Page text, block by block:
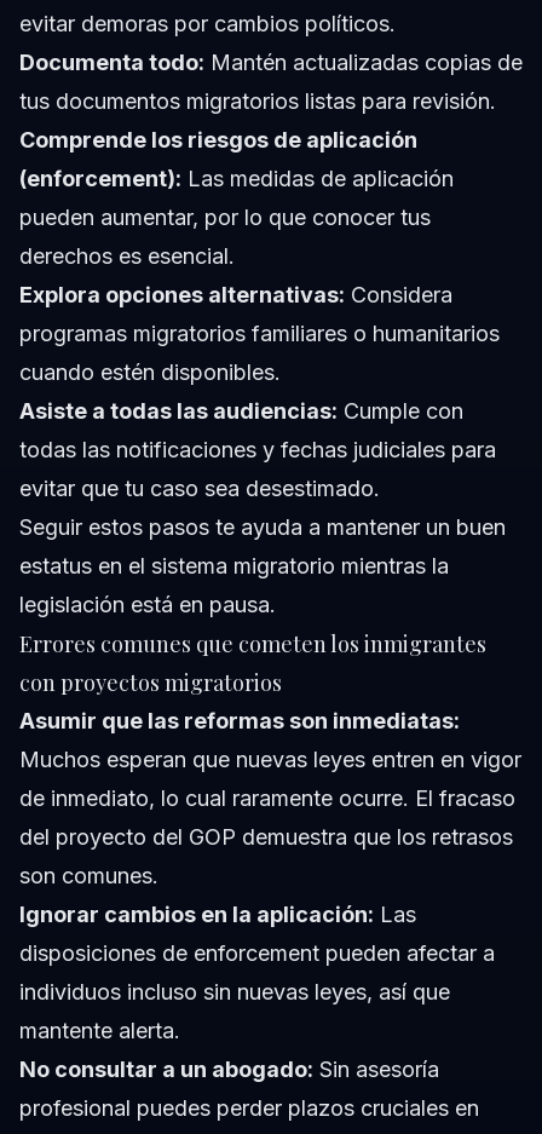
evitar demoras por cambios políticos.
Documenta todo: Mantén actualizadas copias de
tus documentos migratorios listas para revisión.
Comprende los riesgos de aplicación
(enforcement): Las medidas de aplicación
pueden aumentar, por lo que conocer tus
derechos es esencial.
Explora opciones alternativas: Considera
programas migratorios familiares o humanitarios
cuando estén disponibles.
Asiste a todas las audiencias: Cumple con
todas las notificaciones y fechas judiciales para
evitar que tu caso sea desestimado.
Seguir estos pasos te ayuda a mantener un buen
estatus en el sistema migratorio mientras la
legislación está en pausa.
Errores comunes que cometen los inmigrantes
con proyectos migratorios
Asumir que las reformas son inmediatas:
Muchos esperan que nuevas leyes entren en vigor
de inmediato, lo cual raramente ocurre. El fracaso
del proyecto del GOP demuestra que los retrasos
son comunes.
Ignorar cambios en la aplicación: Las
disposiciones de enforcement pueden afectar a
individuos incluso sin nuevas leyes, así que
mantente alerta.
No consultar a un abogado: Sin asesoría
profesional puedes perder plazos cruciales en